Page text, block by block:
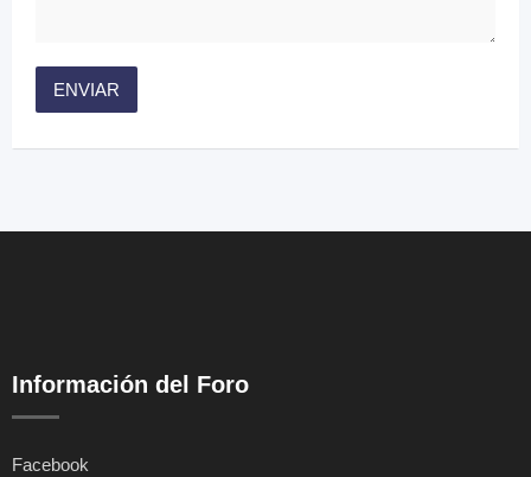
Información del Foro
Facebook